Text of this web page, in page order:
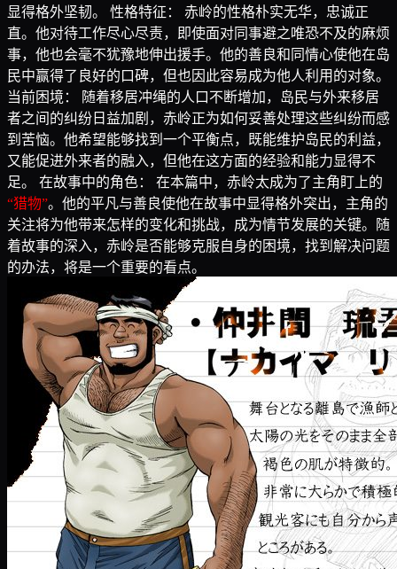
显得格外坚韧。 性格特征： 赤岭的性格朴实无华，忠诚正
直。他对待工作尽心尽责，即使面对同事避之唯恐不及的麻烦
事，他也会毫不犹豫地伸出援手。他的善良和同情心使他在岛
民中赢得了良好的口碑，但也因此容易成为他人利用的对象。
当前困境： 随着移居冲绳的人口不断增加，岛民与外来移居
者之间的纠纷日益加剧，赤岭正为如何妥善处理这些纠纷而感
到苦恼。他希望能够找到一个平衡点，既能维护岛民的利益，
又能促进外来者的融入，但他在这方面的经验和能力显得不
足。 在故事中的角色： 在本篇中，赤岭太成为了主角盯上的
“猎物”。他的平凡与善良使他在故事中显得格外突出，主角的
关注将为他带来怎样的变化和挑战，成为情节发展的关键。随
着故事的深入，赤岭是否能够克服自身的困境，找到解决问题
的办法，将是一个重要的看点。